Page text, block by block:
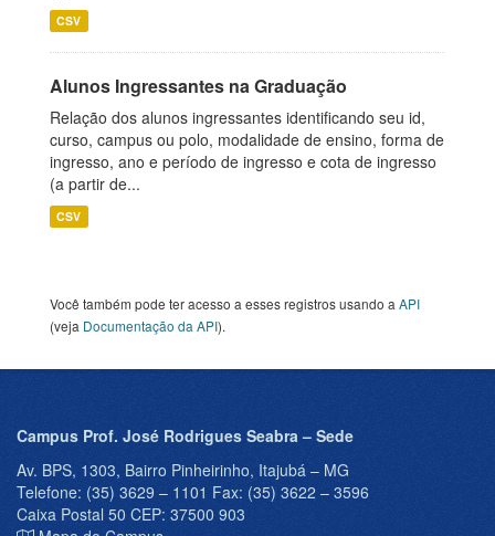
CSV
Alunos Ingressantes na Graduação
Relação dos alunos ingressantes identificando seu id,
curso, campus ou polo, modalidade de ensino, forma de
ingresso, ano e período de ingresso e cota de ingresso
(a partir de...
CSV
Você também pode ter acesso a esses registros usando a API
(veja Documentação da API).
Campus Prof. José Rodrigues Seabra – Sede
Av. BPS, 1303, Bairro Pinheirinho, Itajubá – MG
Telefone: (35) 3629 – 1101 Fax: (35) 3622 – 3596
Caixa Postal 50 CEP: 37500 903